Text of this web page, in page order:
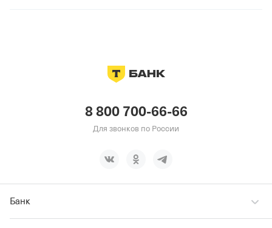
8 800 700-66-66
Для звонков по России
Банк